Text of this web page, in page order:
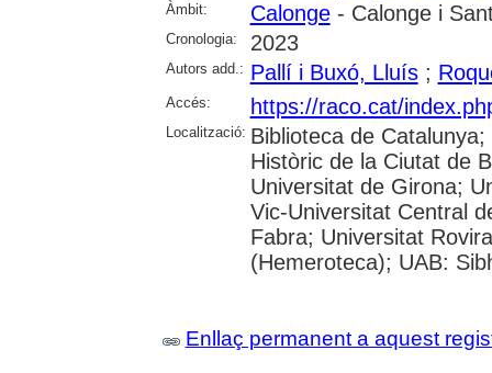
Àmbit:
Calonge- Calonge i
Cronologia: 2023
Autors add.: Pallí i Buxó, Lluís;
Accés: https://raco.cat/
Localització: Biblioteca de
Històric de la Ciutat de
Universitat de Girona;
Vic-Universitat Central
Fabra; Universitat
(Hemeroteca); UAB:
Enllaç permanent a aquest